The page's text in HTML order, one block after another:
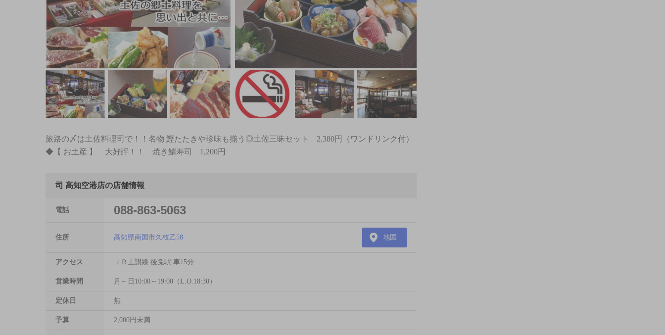
旅路の〆は土佐料理司で！！名物 鰹たたきや珍味も揃う◎土佐三昧セット 2,380円（ワンドリンク付）
◆【 お土産 】 大好評！！ 焼き鯖寿司 1,200円
司 高知空港店の店舗情報
電話 088-863-5063
住所 高知県南国市久枝乙58 地図
アクセス ＪＲ土讃線 後免駅 車15分
営業時間 月～日10:00～19:00（L.O.18:30）
定休日 無
予算 2,000円未満